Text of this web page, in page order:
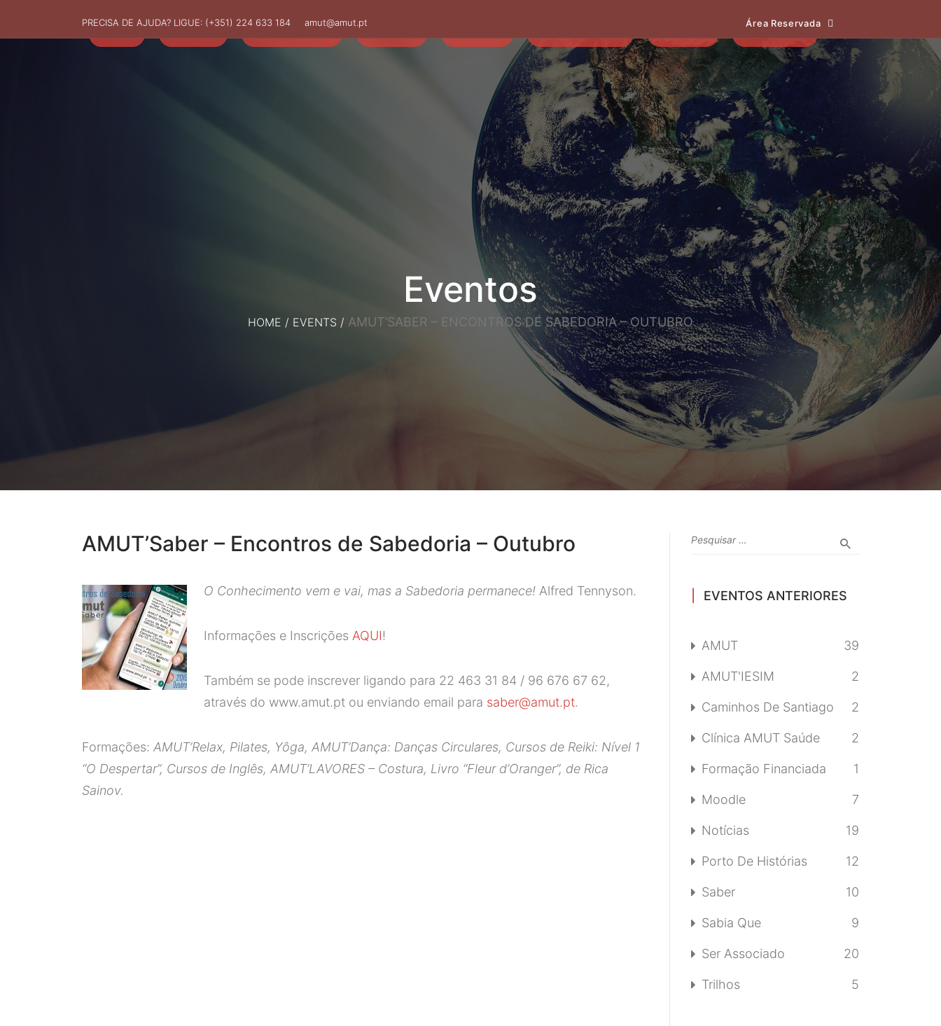
PRECISA DE AJUDA? LIGUE: (+351) 224 633 184 amut@amut.pt
Área Reservada
HOME / EVENTS / AMUT’SABER – ENCONTROS DE SABEDORIA – OUTUBRO
AMUT’Saber – Encontros de Sabedoria – Outubro
O Conhecimento vem e vai, mas a Sabedoria permanece! Alfred Tennyson.
Informações e Inscrições AQUI!
Também se pode inscrever ligando para 22 463 31 84 / 96 676 67 62,
através do www.amut.pt ou enviando email para saber@amut.pt.
Formações: AMUT’Relax, Pilates, Yôga, AMUT’Dança: Danças Circulares, Cursos de Reiki: Nível 1
“O Despertar”, Cursos de Inglês, AMUT’LAVORES – Costura, Livro “Fleur d’Oranger”, de Rica
Sainov.
EVENTOS ANTERIORES
AMUT 39
AMUT'IESIM 2
Caminhos De Santiago 2
Clínica AMUT Saúde 2
Formação Financiada 1
Moodle 7
Notícias 19
Porto De Histórias 12
Saber 10
Sabia Que 9
Ser Associado 20
Trilhos 5